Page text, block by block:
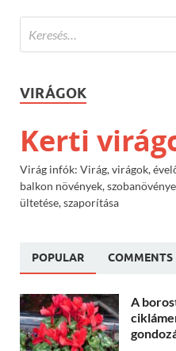
VIRÁGOK
Kerti
Virág infók: Virág, virágok,
balkon növények,
ültetése, szaporítása
POPULAR COMMENTS
A